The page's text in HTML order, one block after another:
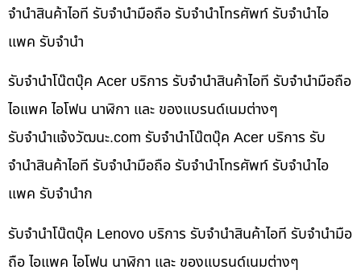
จำนำสินค้าไอที รับจำนำมือถือ รับจำนำโทรศัพท์ รับจำนำไอ
แพค รับจำนำ
รับจำนำโน๊ตบุ๊ค Acer บริการ รับจำนำสินค้าไอที รับจำนำมือถือ
ไอแพค ไอโฟน นาฬิกา และ ของแบรนด์เนมต่างๆ
รับจํานําแจ้งวัฒนะ.com รับจำนำโน๊ตบุ๊ค Acer บริการ รับ
จำนำสินค้าไอที รับจำนำมือถือ รับจำนำโทรศัพท์ รับจำนำไอ
แพค รับจำนำก
รับจำนำโน๊ตบุ๊ค Lenovo บริการ รับจำนำสินค้าไอที รับจำนำมือ
ถือ ไอแพค ไอโฟน นาฬิกา และ ของแบรนด์เนมต่างๆ